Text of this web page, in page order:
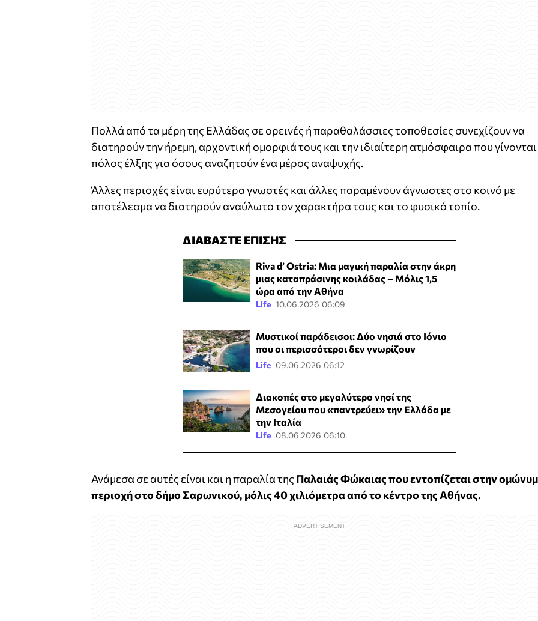
Πολλά από τα μέρη της Ελλάδας σε ορεινές ή παραθαλάσσιες τοποθεσίες συνεχίζουν να
διατηρούν την ήρεμη, αρχοντική ομορφιά τους και την ιδιαίτερη ατμόσφαιρα που γίνονται
πόλος έλξης για όσους αναζητούν ένα μέρος αναψυχής.
Άλλες περιοχές είναι ευρύτερα γνωστές και άλλες παραμένουν άγνωστες στο κοινό με
αποτέλεσμα να διατηρούν αναύλωτο τον χαρακτήρα τους και το φυσικό τοπίο.
ΔΙΑΒΑΣΤΕ ΕΠΙΣΗΣ
Riva d’ Ostria: Μια μαγική παραλία στην άκρη
μιας καταπράσινης κοιλάδας – Μόλις 1,5
ώρα από την Αθήνα
Life 10.06.2026 06:09
Μυστικοί παράδεισοι: Δύο νησιά στο Ιόνιο
που οι περισσότεροι δεν γνωρίζουν
Life 09.06.2026 06:12
Διακοπές στο μεγαλύτερο νησί της
Μεσογείου που «παντρεύει» την Ελλάδα με
την Ιταλία
Life 08.06.2026 06:10
Ανάμεσα σε αυτές είναι και η παραλία της Παλαιάς Φώκαιας που εντοπίζεται στην
περιοχή στο δήμο Σαρωνικού, μόλις 40 χιλιόμετρα από τοκέντρο της Αθήνας.